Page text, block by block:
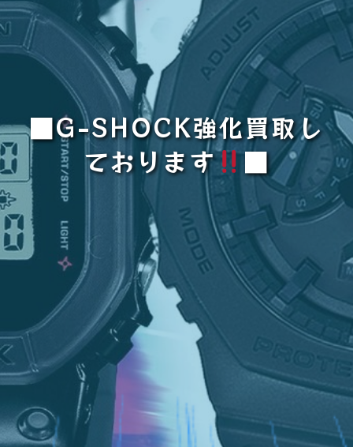
■G-SHOCK強化買取し
ております
■